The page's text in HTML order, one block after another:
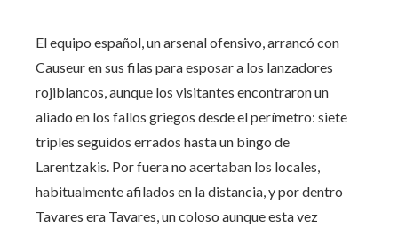
El equipo español, un arsenal ofensivo, arrancó con
Causeur en sus filas para esposar a los lanzadores
rojiblancos, aunque los visitantes encontraron un
aliado en los fallos griegos desde el perímetro: siete
triples seguidos errados hasta un bingo de
Larentzakis. Por fuera no acertaban los locales,
habitualmente afilados en la distancia, y por dentro
Tavares era Tavares, un coloso aunque esta vez